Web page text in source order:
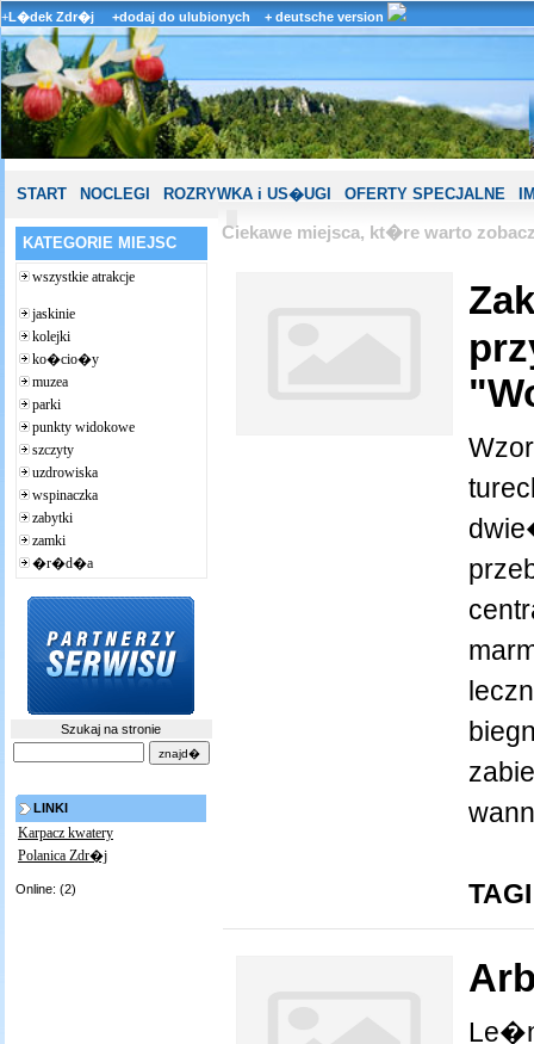
+L�dek Zdr�j +dodaj do ulubionych + deutsche version
START NOCLEGI ROZRYWKA i US�UGI OFERTY SPECJALNE
KATEGORIE MIEJSC
wszystkie atrakcje
jaskinie
kolejki
ko�cio�y
muzea
parki
punkty widokowe
szczyty
uzdrowiska
wspinaczka
zabytki
zamki
�r�d�a
Szukaj na stronie
LINKI
Karpacz kwatery
Polanica Zdr�j
Online: (2)
Ciekawe miejsca, kt�re warto